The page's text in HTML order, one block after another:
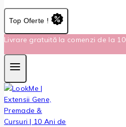
Top Oferte !
Livrare gratuită la comenzi de la